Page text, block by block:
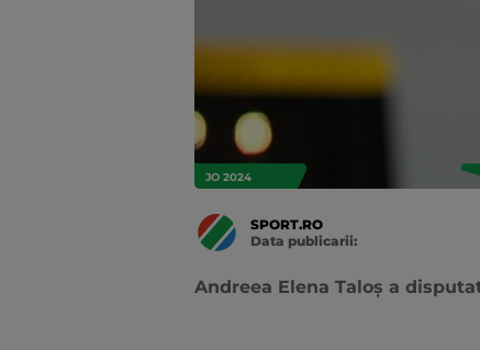
JO 2024
SPORT.RO
Data publicarii:
Andreea Elena Taloș a